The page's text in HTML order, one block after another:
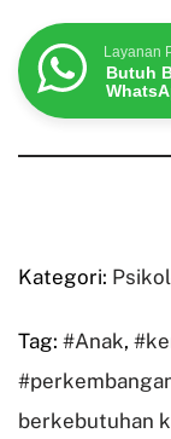
Layanan
Butuh
Kategori:
Tag: #Anak,
berkebutuhan